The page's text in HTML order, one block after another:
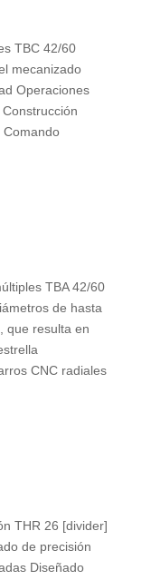
TBC 42/60
mecanizado
Operaciones
TBA 42/60
de hasta
que resulta en
CNC radiales
THR 26 [divider]
de precisión
Diseñado